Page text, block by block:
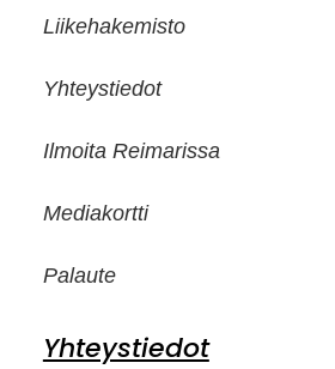
Liikehakemisto
Yhteystiedot
Ilmoita Reimarissa
Mediakortti
Palaute
Yhteystiedot